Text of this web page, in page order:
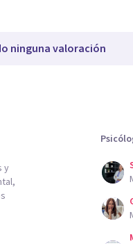
ninguna valoración
y